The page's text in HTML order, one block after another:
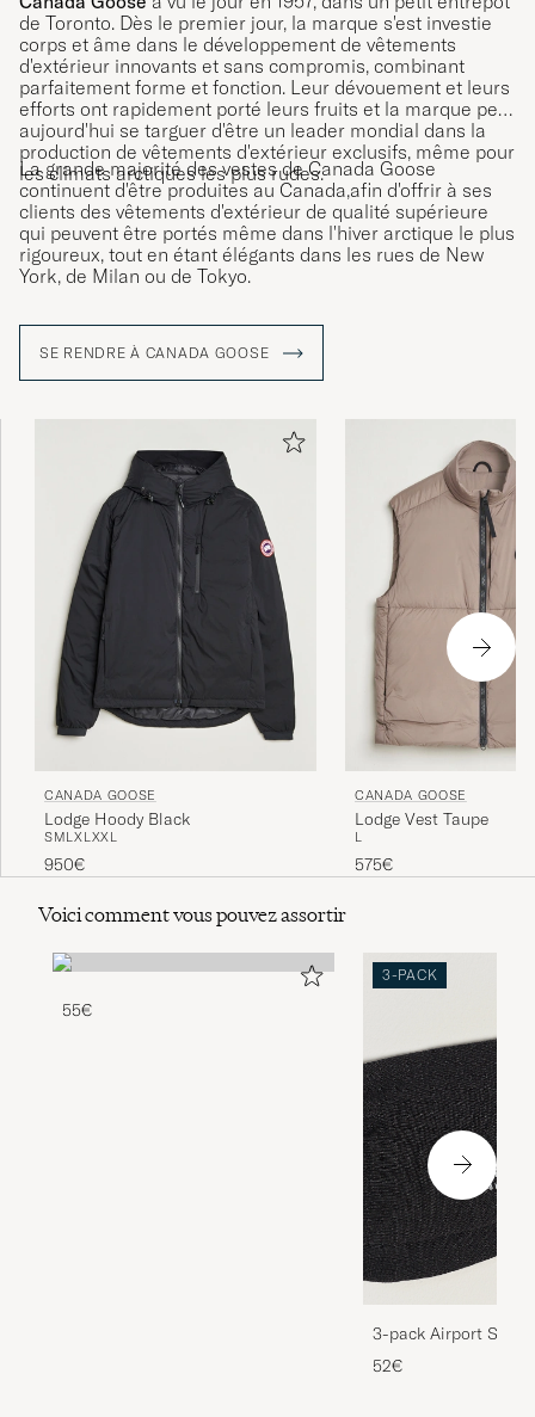
de Toronto. Dès le premier jour, la marque s'est investie
corps et âme dans le développement de vêtements
d'extérieur innovants et sans compromis, combinant
parfaitement forme et fonction. Leur dévouement et leurs
efforts ont rapidement porté leurs fruits et la marque peut
aujourd'hui se targuer d'être un leader mondial dans la
production de vêtements d'extérieur exclusifs, même pour
les climats arctiques les plus rudes.
La grande majorité des vestes de Canada Goose
continuent d'être produites au Canada,afin d'offrir à ses
clients des vêtements d'extérieur de qualité supérieure
qui peuvent être portés même dans l'hiver arctique le plus
rigoureux, tout en étant élégants dans les rues de New
York, de Milan ou de Tokyo.
SE RENDRE À CANADA GOOSE
CANADA GOOSE
Lodge Hoody Black
SMLXLXXL
950€
CANADA GOOSE
Lodge Vest Taupe
L
575€
Voici comment vous pouvez assortir
55€
3-PACK
3-pack Airport
Melange
52€